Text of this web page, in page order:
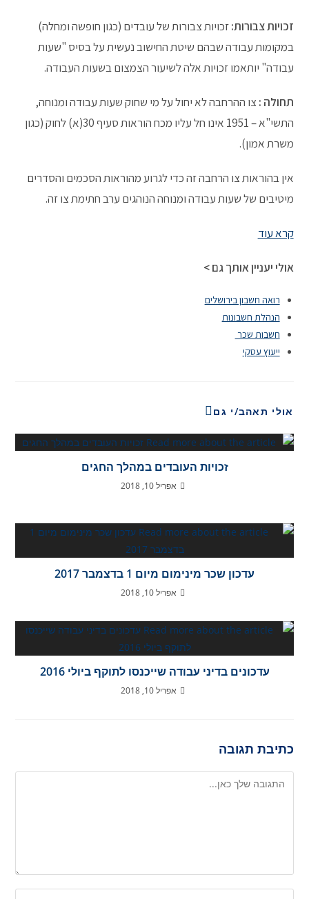
זכויות צבורות:זכויות צבורות של עובדים (כגון חופשה ומחלה)
במקומות עבודה שבהם שיטת החישוב נעשית על בסיס "שעות
עבודה" יותאמו זכויות אלה לשיעור הצמצום בשעות העבודה.
תחולה : צו ההרחבה לא יחול על מי שחוק שעות עבודה ומנוחה,
התשי"א – 1951 אינו חל עליו מכח הוראות סעיף 30(א) לחוק (כגון
משרת אמון).
אין בהוראות צו הרחבה זה כדי לגרוע מהוראות הסכמים והסדרים
מיטיבים של שעות עבודה ומנוחה הנוהגים ערב חתימת צו זה.
קרא עוד
אולי יעניין אותך גם >
רואה חשבון בירושלים
הנהלת חשבונות
חשבות שכר
ייעוץ עסקי
אולי תאהב/י גם
זכויות העובדים במהלך החגים
אפריל 10, 2018
עדכון שכר מינימום מיום 1 בדצמבר 2017
אפריל 10, 2018
עדכונים בדיני עבודה שייכנסו לתוקף ביולי 2016
אפריל 10, 2018
כתיבת תגובה